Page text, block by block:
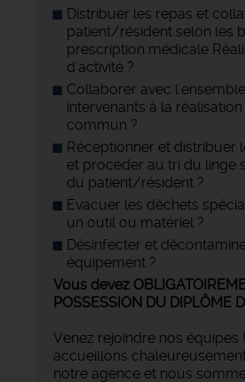
Distribuer les repas et
patient/résident selon les
prescription médicale
d'activité ?
Collaborer avec
intervenants à la
commun ?
Réceptionner et distribuer
et procéder au tri du linge
du patient/résident ?
Évacuer les déchets
un outil ou matériel ?
Désinfecter et
équipement ?
Vous devez
POSSESSION DU DIPLÔME
Venez rejoindre nos équipes
accueillons
notre agence et nous